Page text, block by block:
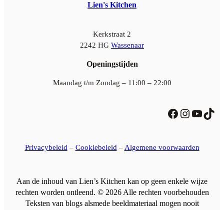
Lien's Kitchen
Kerkstraat 2
2242 HG Wassenaar
Openingstijden
Maandag t/m Zondag – 11:00 – 22:00
Facebook Instagram YouTube TikTok
Privacybeleid– Cookiebeleid–Algemene voorwaarden
Aan de inhoud van Lien’s Kitchen kan op geen enkele wijze
rechten worden ontleend. © 2026 Alle rechten voorbehouden
Teksten van blogs alsmede beeldmateriaal mogen nooit